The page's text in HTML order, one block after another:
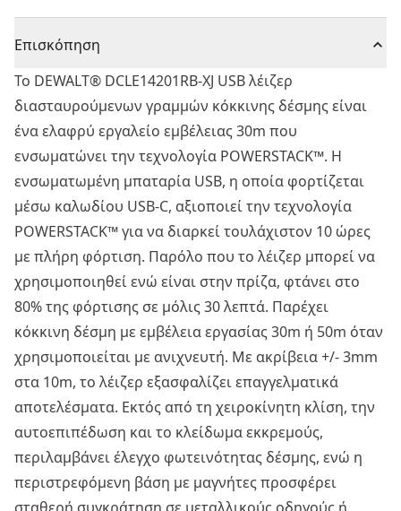
Επισκόπηση
Το DEWALT® DCLE14201RB-XJ USB λέιζερ
διασταυρούμενων γραμμών κόκκινης δέσμης είναι
ένα ελαφρύ εργαλείο εμβέλειας 30m που
ενσωματώνει την τεχνολογία POWERSTACK™. Η
ενσωματωμένη μπαταρία USB, η οποία φορτίζεται
μέσω καλωδίου USB-C, αξιοποιεί την τεχνολογία
POWERSTACK™ για να διαρκεί τουλάχιστον 10 ώρες
με πλήρη φόρτιση. Παρόλο που το λέιζερ μπορεί να
χρησιμοποιηθεί ενώ είναι στην πρίζα, φτάνει στο
80% της φόρτισης σε μόλις 30 λεπτά. Παρέχει
κόκκινη δέσμη με εμβέλεια εργασίας 30m ή 50m όταν
χρησιμοποιείται με ανιχνευτή. Με ακρίβεια +/- 3mm
στα 10m, το λέιζερ εξασφαλίζει επαγγελματικά
αποτελέσματα. Εκτός από τη χειροκίνητη κλίση, την
αυτοεπιπέδωση και το κλείδωμα εκκρεμούς,
περιλαμβάνει έλεγχο φωτεινότητας δέσμης, ενώ η
περιστρεφόμενη βάση με μαγνήτες προσφέρει